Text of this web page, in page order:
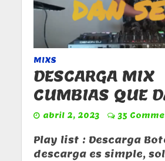
MIXS
DESCARGA MIX
CUMBIAS QUE
abril 2, 2023 35
Play list : Descarga
descarga es simple,